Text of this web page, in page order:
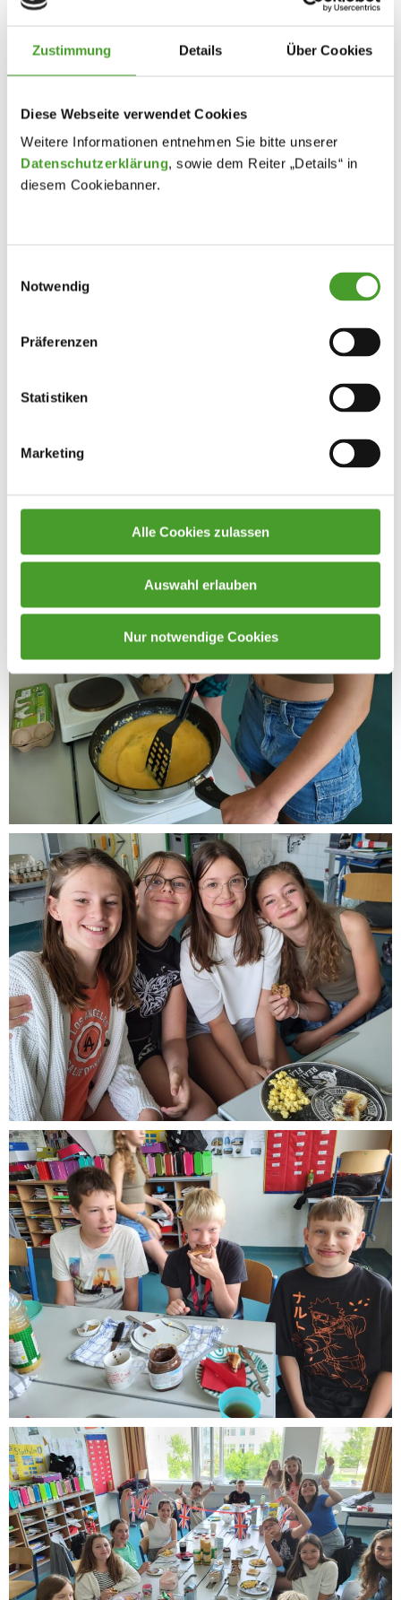
Zustimmung Details Über Cookies
Diese Webseite verwendet Cookies
Weitere Informationen entnehmen Sie bitte unserer
Datenschutzerklärung, sowie dem Reiter „Details“ in
diesem Cookiebanner.
Notwendig
Präferenzen
Statistiken
Marketing
Alle Cookies zulassen
Auswahl erlauben
Nur notwendige Cookies